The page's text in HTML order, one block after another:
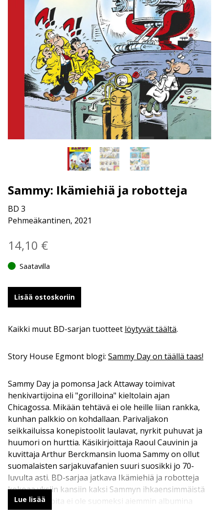
Sammy: Ikämiehiä ja robotteja
BD 3
Pehmeäkantinen, 2021
14,10 €
Saatavilla
Lisää ostoskoriin
Kaikki muut BD-sarjan tuotteet löytyvät täältä.
Story House Egmont blogi: Sammy Day on täällä taas!
Sammy Day ja pomonsa Jack Attaway toimivat
henkivartijoina eli "gorilloina" kieltolain ajan
Chicagossa. Mikään tehtävä ei ole heille liian rankka,
kunhan palkkio on kohdallaan. Parivaljakon
seikkailuissa konepistoolit laulavat, nyrkit puhuvat ja
huumori on hurttia. Käsikirjoittaja Raoul Cauvinin ja
kuvittaja Arthur Berckmansin luoma Sammy on ollut
suomalaisten sarjakuvafanien suuri suosikki jo 70-
luvulta asti. BD-sarjaa jatkava Ikämiehiä ja robotteja
kokoaa yksiin kansiin kaksi Sammyn ihkaensimmäistä
seikkailua, joita ei ole suomeksi aiemmin albumina
julkaistu. Ensimmäisessä tarinassa Jack ja Sammy
Lue lisää